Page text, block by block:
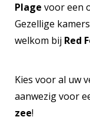
Plage voor een
Gezellige
welkom bij Red
Kies voor al uw
aanwezig voor
zee!